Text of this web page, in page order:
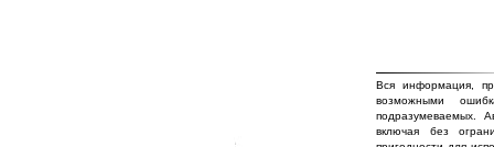
Вся информация,
возможными
подразумеваемых.
включая без